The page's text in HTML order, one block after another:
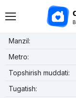
Manzil:
Metro:
Topshirish muddati:
Tugatish: